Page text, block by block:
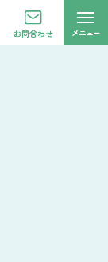
お問合わせ メニュー